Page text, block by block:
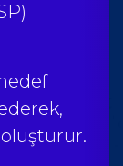
oluşturur.